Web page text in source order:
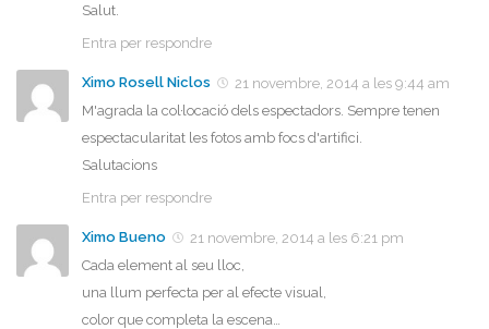
Salut.
Entra per respondre
Ximo Rosell Niclos
21 novembre, 2014 a les 9:44 am
M'agrada la col·locació dels espectadors. Sempre tenen
espectacularitat les fotos amb focs d'artifici.
Salutacions
Entra per respondre
Ximo Bueno
21 novembre, 2014 a les 6:21 pm
Cada element al seu lloc,
una llum perfecta per al efecte visual,
color que completa la escena…